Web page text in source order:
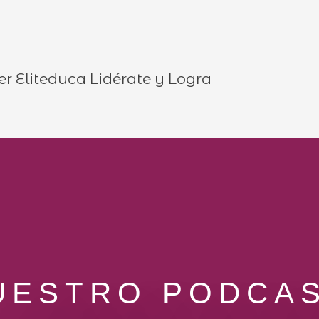
Eliteduca Lidérate y Logra